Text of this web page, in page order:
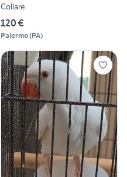
Collare
120 €
Palermo(PA)